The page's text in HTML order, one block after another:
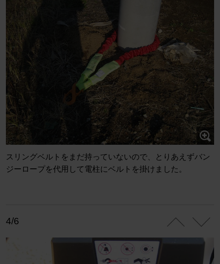
スリングベルトをまだ持っていないので、とりあえずバン
ジーロープを代用して電柱にベルトを掛けました。
4/6